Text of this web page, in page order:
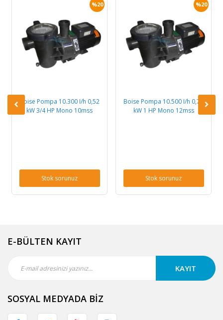
%20
Boise Pompa 10.300 I/h 0,52
kW 3/4 HP Mono 10mss
Stok sorunuz
%20
Boise Pompa 10.500 I/h 0,71
kW 1 HP Mono 12mss
Stok sorunuz
E-BÜLTEN KAYIT
KAYIT
SOSYAL MEDYADA BİZ